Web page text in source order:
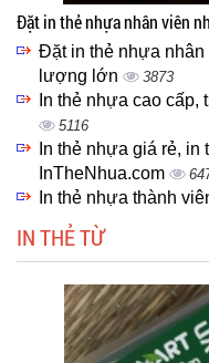
Đặt in thẻ nhựa nhân viên
Đặt in thẻ nhựa nhân
lượng lớn
3873
In thẻ nhựa cao
5116
In thẻ nhựa giá rẻ,
InTheNhua.com
In thẻ nhựa thành
IN THẺ TỪ